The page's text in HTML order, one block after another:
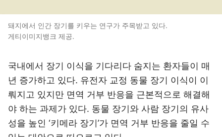
돼지에서 인간 장기를 키우는 연구가 주목받고 있다.
게티이미지뱅크 제공.
국내에서 장기 이식을 기다리다 숨지는 환자들이 매
년 증가하고 있다. 유전자 교정 동물 장기 이식이 이
뤄지고 있지만 면역 거부 반응을 근본적으로 해결해
야 하는 과제가 있다. 동물 장기와 사람 장기의 유사
성을 높인 ‘키메라 장기’가 면역 거부 반응을 줄일 수